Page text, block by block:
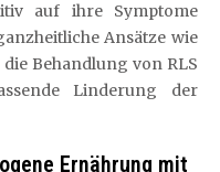
auf ihre Symptome
Ansätze wie
Behandlung von RLS
Linderung der
Ernährung mit